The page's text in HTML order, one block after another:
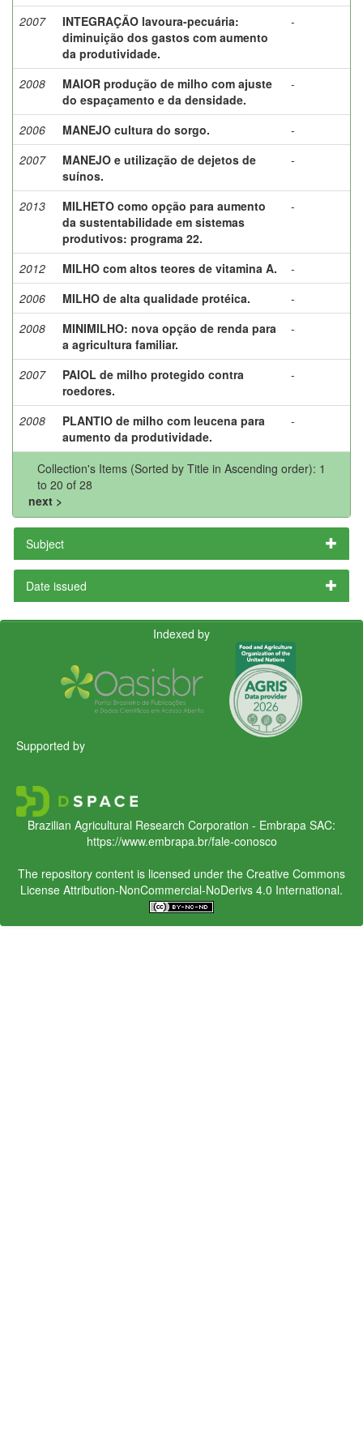
2007
INTEGRAÇÃO lavoura-pecuária:
diminuição dos gastos com aumento
da produtividade.
-
2008
MAIOR produção de milho com ajuste
do espaçamento e da densidade.
-
2006 MANEJO cultura do sorgo.
-
2007
MANEJO e utilização de dejetos de
suínos.
-
2013
MILHETO como opção para aumento
da sustentabilidade em sistemas
produtivos: programa 22.
-
2012 MILHO com altos teores de vitamina A.
-
2006
MILHO de alta qualidade protéica.
-
2008
MINIMILHO: nova opção de renda para
a agricultura familiar.
-
2007
PAIOL de milho protegido contra
roedores.
-
2008
PLANTIO de milho com leucena para
aumento da produtividade.
-
Collection's Items (Sorted by Title in Ascending order): 1
to 20 of 28
next >
Subject
Date issued
Indexed by
Supported by
Brazilian Agricultural Research Corporation - Embrapa SAC:
https://www.embrapa.br/fale-conosco
The repository content is licensed under the Creative Commons
License Attribution-NonCommercial-NoDerivs 4.0 International.